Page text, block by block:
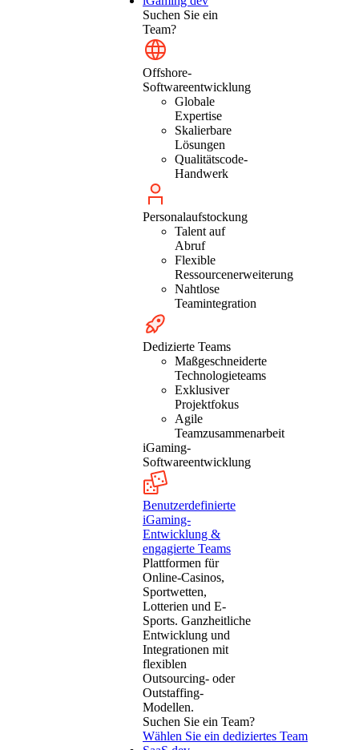
Suchen Sie ein
Team?
Offshore-
Softwareentwicklung
Globale
Expertise
Skalierbare
Lösungen
Qualitätscode-
Handwerk
Personalaufstockung
Talent auf
Abruf
Flexible
Ressourcenerweiterung
Nahtlose
Teamintegration
Dedizierte Teams
Maßgeschneiderte
Technologieteams
Exklusiver
Projektfokus
Agile
Teamzusammenarbeit
iGaming-
Softwareentwicklung
Benutzerdefinierte
iGaming-
Entwicklung &
engagierte Teams
Plattformen für
Online-Casinos,
Sportwetten,
Lotterien und E-
Sports. Ganzheitliche
Entwicklung und
Integrationen mit
flexiblen
Outsourcing- oder
Outstaffing-
Modellen.
Suchen Sie ein Team?
Wählen Sie ein dediziertes Team